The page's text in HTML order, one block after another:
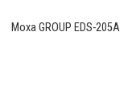
Moxa GROUP EDS-205A